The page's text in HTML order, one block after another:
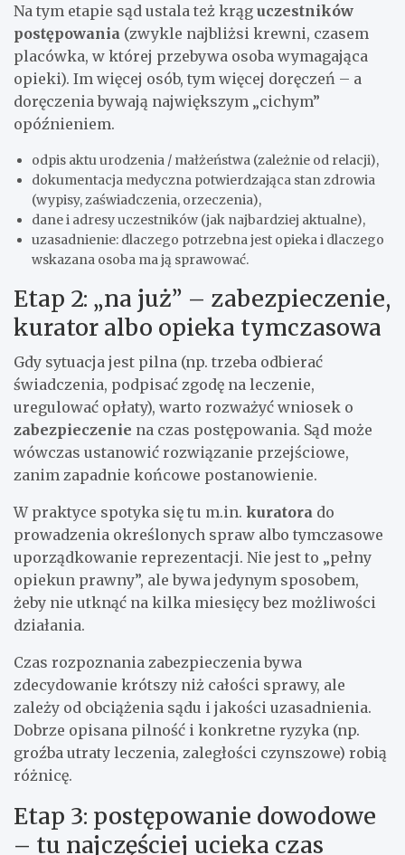
Na tym etapie sąd ustala też krąg uczestników
postępowania (zwykle najbliżsi krewni, czasem
placówka, w której przebywa osoba wymagająca
opieki). Im więcej osób, tym więcej doręczeń – a
doręczenia bywają największym „cichym”
opóźnieniem.
odpis aktu urodzenia / małżeństwa (zależnie od relacji),
dokumentacja medyczna potwierdzająca stan zdrowia
(wypisy, zaświadczenia, orzeczenia),
dane i adresy uczestników (jak najbardziej aktualne),
uzasadnienie: dlaczego potrzebna jest opieka i dlaczego
wskazana osoba ma ją sprawować.
Etap 2: „na już” – zabezpieczenie,
kurator albo opieka tymczasowa
Gdy sytuacja jest pilna (np. trzeba odbierać
świadczenia, podpisać zgodę na leczenie,
uregulować opłaty), warto rozważyć wniosek o
zabezpieczenie na czas postępowania. Sąd może
wówczas ustanowić rozwiązanie przejściowe,
zanim zapadnie końcowe postanowienie.
W praktyce spotyka się tu m.in. kuratora do
prowadzenia określonych spraw albo tymczasowe
uporządkowanie reprezentacji. Nie jest to „pełny
opiekun prawny”, ale bywa jedynym sposobem,
żeby nie utknąć na kilka miesięcy bez możliwości
działania.
Czas rozpoznania zabezpieczenia bywa
zdecydowanie krótszy niż całości sprawy, ale
zależy od obciążenia sądu i jakości uzasadnienia.
Dobrze opisana pilność i konkretne ryzyka (np.
groźba utraty leczenia, zaległości czynszowe) robią
różnicę.
Etap 3: postępowanie dowodowe
– tu najczęściej ucieka czas